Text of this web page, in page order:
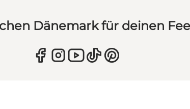
Dänemark für deinen